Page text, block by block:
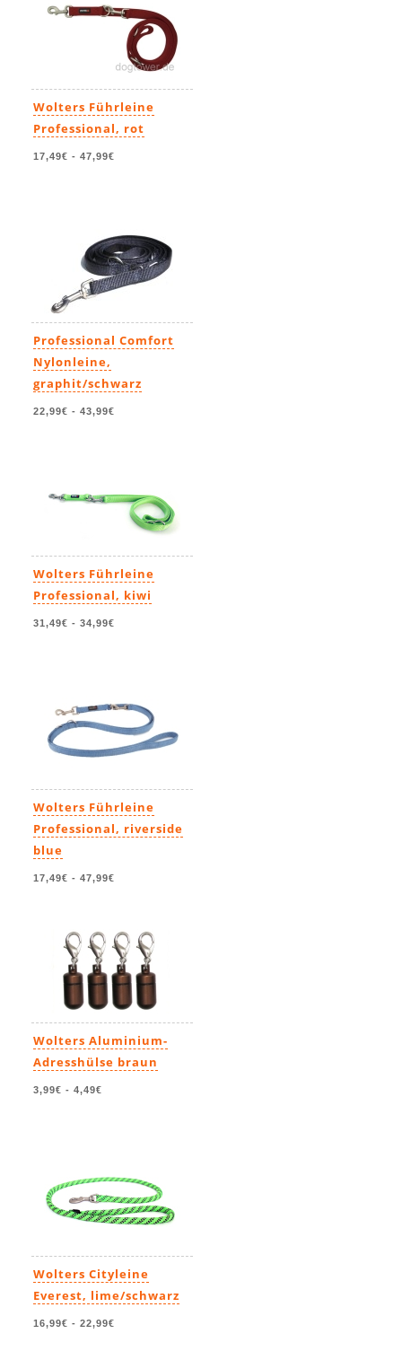
Wolters Führleine
Professional, rot
17,49€ - 47,99€
Professional Comfort
Nylonleine,
graphit/schwarz
22,99€ - 43,99€
Wolters Führleine
Professional, kiwi
31,49€ - 34,99€
Wolters Führleine
Professional, riverside
blue
17,49€ - 47,99€
Wolters Aluminium-
Adresshülse braun
3,99€ - 4,49€
Wolters Cityleine
Everest, lime/schwarz
16,99€ - 22,99€